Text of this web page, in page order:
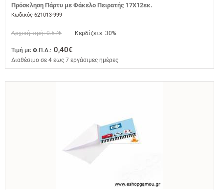
Πρόσκληση Πάρτυ με Φάκελο Πειρατής 17Χ12εκ.
Κωδικός 621013-999
Αρχική τιμή: 0.57€ Κερδίζετε: 30%
Τιμή με Φ.Π.Α.: 0,40€
Διαθέσιμο σε 4 έως 7 εργάσιμες ημέρες